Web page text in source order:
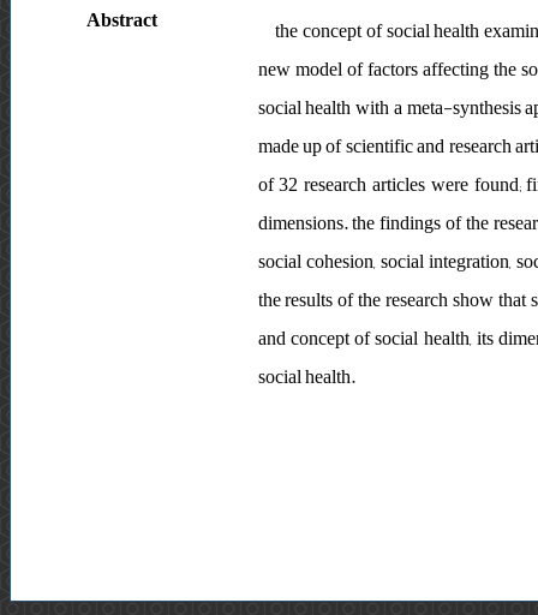
Abstract
the concept of social health
new model of factors affecting the
social health with a meta-synthesis
made up of scientific and research
of 32 research articles were
dimensions. the findings of the
social cohesion, social integration,
the results of the research show
and concept of social health, its
social health.